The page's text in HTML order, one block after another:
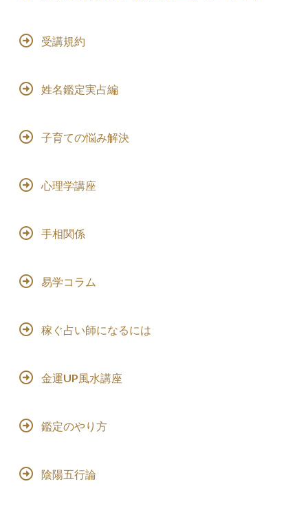
受講規約
姓名鑑定実占編
子育ての悩み解決
心理学講座
手相関係
易学コラム
稼ぐ占い師になるには
金運UP風水講座
鑑定のやり方
陰陽五行論